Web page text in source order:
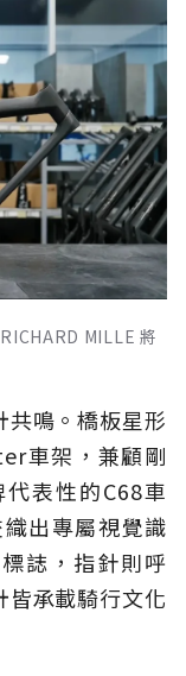
MILLE 將
鳴。橋板星形
車架，兼顧剛
表性的C68車
出專屬視覺識
誌，指針則呼
承載騎行文化